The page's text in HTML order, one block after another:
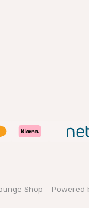
Shop – Powered